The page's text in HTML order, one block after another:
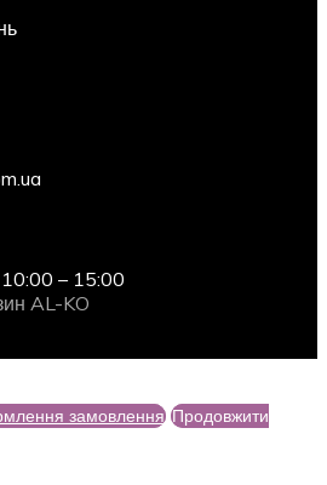
10:00 – 15:00
AL-KO
замовлення Продовжити